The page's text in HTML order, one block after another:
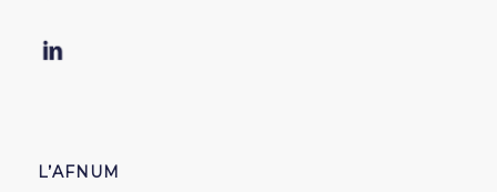
L’AFNUM